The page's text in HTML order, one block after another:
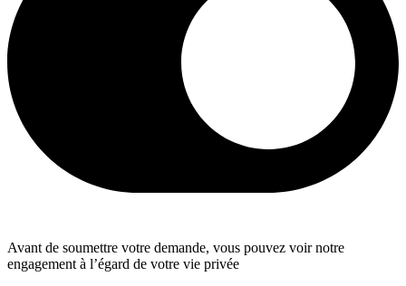
Avant de soumettre votre demande, vous pouvez voir notre
engagement à l’égard de votre vie privée